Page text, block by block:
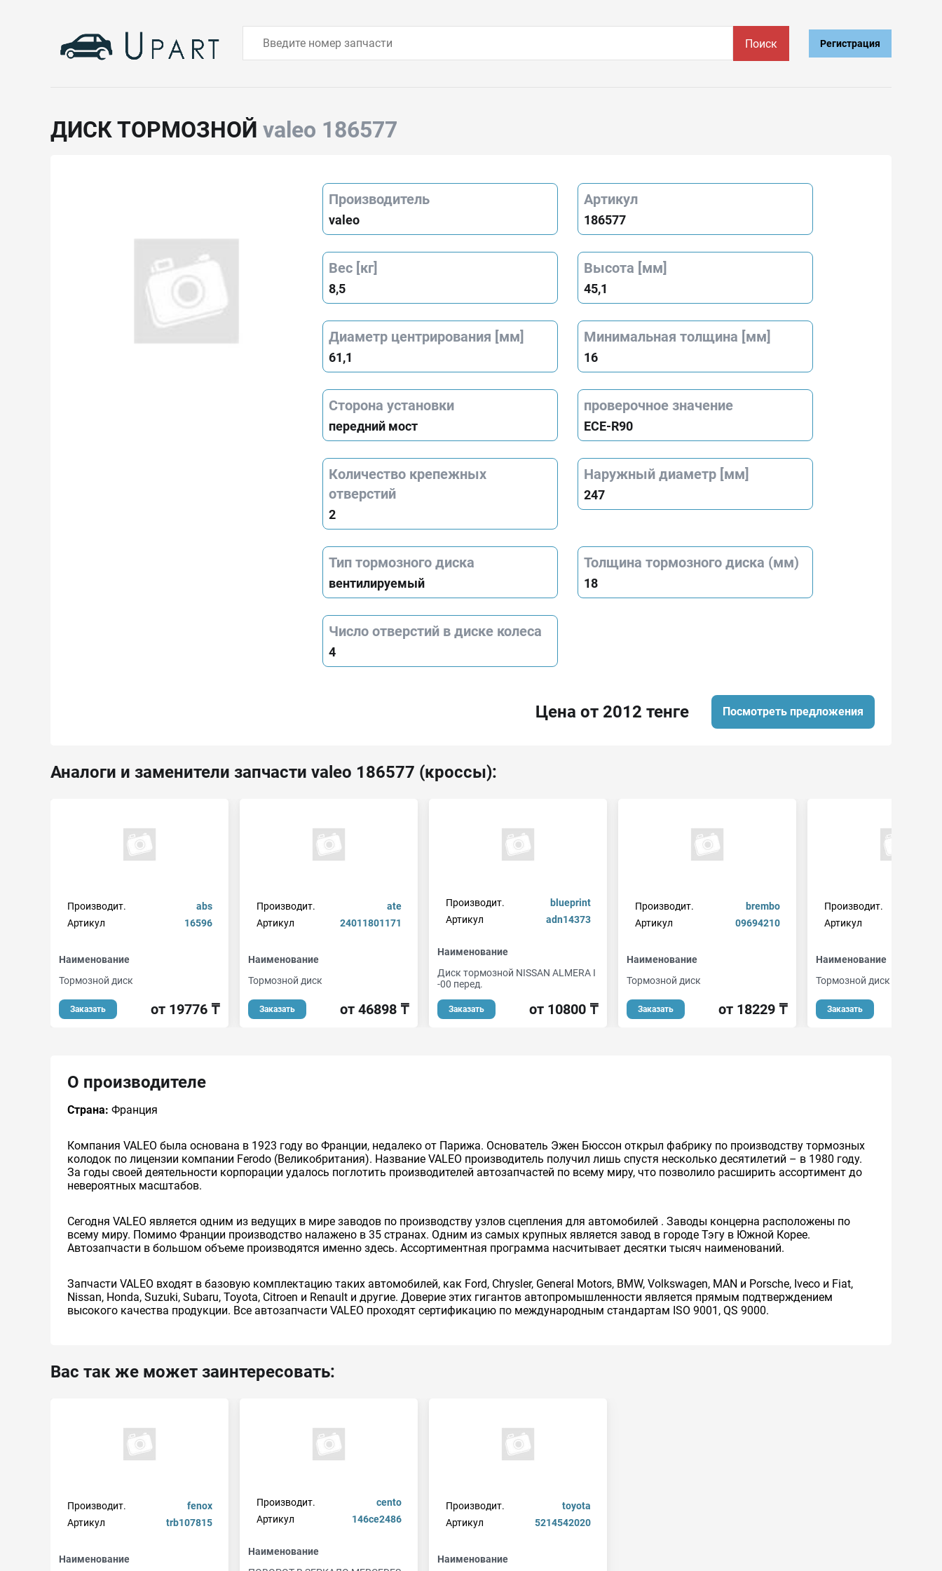
Поиск Регистрация
ДИСК ТОРМОЗНОЙ valeo 186577
Производитель
valeo
Артикул
186577
Вес [кг]
8,5
Высота [мм]
45,1
Диаметр центрирования [мм]
61,1
Минимальная толщина [мм]
16
Сторона установки
передний мост
проверочное значение
ECE-R90
Количество крепежных
отверстий
2
Наружный диаметр [мм]
247
Тип тормозного диска
вентилируемый
Толщина тормозного диска (мм)
18
Число отверстий в диске колеса
4
Цена от 2012 тенге Посмотреть предложения
Аналоги и заменители запчасти valeo 186577 (кроссы):
Производит.
abs
Артикул
16596
Наименование
Тормозной диск
Заказать от 19776 ₸
Производит.
ate
Артикул
24011801171
Наименование
Тормозной диск
Заказать от 46898 ₸
Производит.
blueprint
Артикул
adn14373
Наименование
Диск тормозной NISSAN ALMERA I
-00 перед.
Заказать от 10800 ₸
Производит.
brembo
Артикул
09694210
Наименование
Тормозной диск
Заказать от 18229 ₸
Производит.
Артикул
Наименование
Тормозной диск
Заказать
О производителе
Страна: Франция
Компания VALEO была основана в 1923 году во Франции, недалеко от Парижа. Основатель Эжен Бюссон открыл фабрику по производству тормозных
колодок по лицензии компании Ferodo (Великобритания). Название VALEO производитель получил лишь спустя несколько десятилетий – в 1980 году.
За годы своей деятельности корпорации удалось поглотить производителей автозапчастей по всему миру, что позволило расширить ассортимент до
невероятных масштабов.
Сегодня VALEO является одним из ведущих в мире заводов по производству узлов сцепления для автомобилей . Заводы концерна расположены по
всему миру. Помимо Франции производство налажено в 35 странах. Одним из самых крупных является завод в городе Тэгу в Южной Корее.
Автозапчасти в большом объеме производятся именно здесь. Ассортиментная программа насчитывает десятки тысяч наименований.
Запчасти VALEO входят в базовую комплектацию таких автомобилей, как Ford, Chrysler, General Motors, BMW, Volkswagen, MAN и Porsche, Iveco и Fiat,
Nissan, Honda, Suzuki, Subaru, Toyota, Citroen и Renault и другие. Доверие этих гигантов автопромышленности является прямым подтверждением
высокого качества продукции. Все автозапчасти VALEO проходят сертификацию по международным стандартам ISO 9001, QS 9000.
Вас так же может заинтересовать:
Производит.
fenox
Артикул
trb107815
Наименование
Производит.
cento
Артикул
146ce2486
Наименование
Производит.
toyota
Артикул
5214542020
Наименование